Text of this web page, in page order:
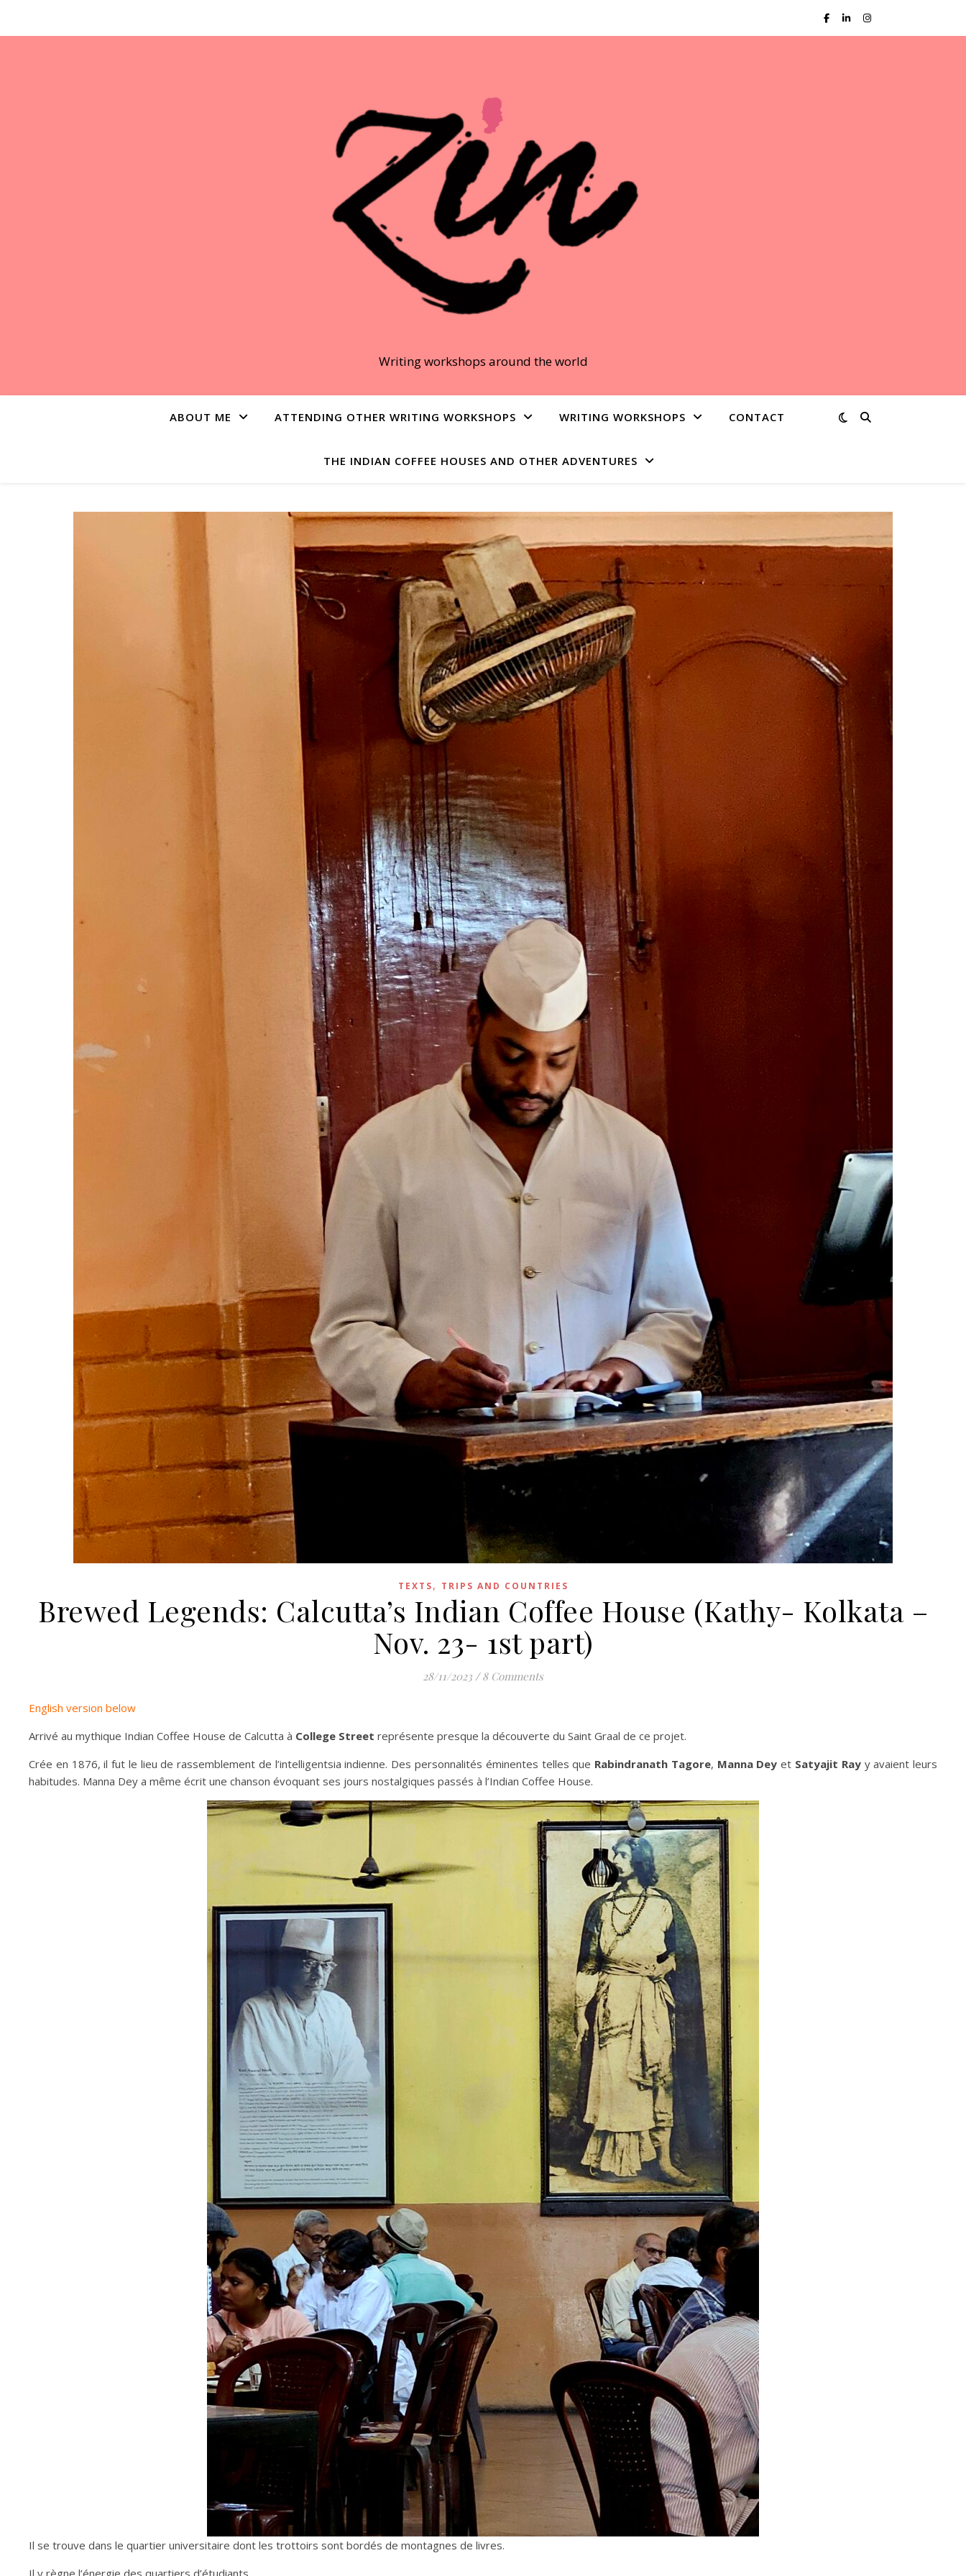
Writing workshops around the world
ABOUT ME ATTENDING OTHER WRITING WORKSHOPS WRITING WORKSHOPS CONTACT
THE INDIAN COFFEE HOUSES AND OTHER ADVENTURES
TEXTS, TRIPS AND COUNTRIES
Brewed Legends: Calcutta’s Indian Coffee House (Kathy- Kolkata –
Nov. 23- 1st part)
28/11/2023 / 8 Comments
English version below
Arrivé au mythique Indian Coffee House de Calcutta à College Street représente presque la découverte du Saint Graal de ce projet.
Crée en 1876, il fut le lieu de rassemblement de l’intelligentsia indienne. Des personnalités éminentes telles que Rabindranath Tagore, Manna Dey et Satyajit Rayy avaient leurs
habitudes. Manna Dey a même écrit une chanson évoquant ses jours nostalgiques passés à l’Indian Coffee House.
Il se trouve dans le quartier universitaire dont les trottoirs sont bordés de montagnes de livres.
Il y règne l’énergie des quartiers d’étudiants.